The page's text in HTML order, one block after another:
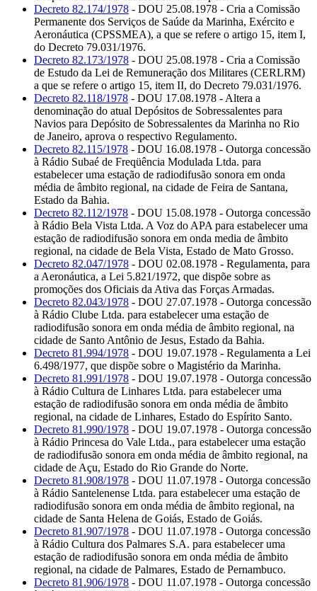
Decreto 82.174/1978 - DOU 25.08.1978 - Cria a Comissão
Permanente dos Serviços de Saúde da Marinha, Exército e
Aeronáutica (CPSSMEA), a que se refere o artigo 15, item I,
do Decreto 79.031/1976.
Decreto 82.173/1978 - DOU 25.08.1978 - Cria a Comissão
de Estudo da Lei de Remuneração dos Militares (CERLRM)
a que se refere o artigo 15, item II, do Decreto 79.031/1976.
Decreto 82.118/1978 - DOU 17.08.1978 - Altera a
denominação do atual Depósitos de Sobressalentes para
Navios para Depósito de Sobressalentes da Marinha no Rio
de Janeiro, aprova o respectivo Regulamento.
Decreto 82.115/1978 - DOU 16.08.1978 - Outorga concessão
à Rádio Subaé de Freqüência Modulada Ltda. para
estabelecer uma estação de radiodifusão sonora em onda
média de âmbito regional, na cidade de Feira de Santana,
Estado da Bahia.
Decreto 82.112/1978 - DOU 15.08.1978 - Outorga concessão
à Rádio Bela Vista Ltda. A Voz do APA para estabelecer uma
estação de radiodifusão sonora em onda media de âmbito
regional, na cidade de Bela Vista, Estado de Mato Grosso.
Decreto 82.047/1978 - DOU 02.08.1978 - Regulamenta, para
a Aeronáutica, a Lei 5.821/1972, que dispõe sobre as
promoções dos Oficiais da Ativa das Forças Armadas.
Decreto 82.043/1978 - DOU 27.07.1978 - Outorga concessão
à Rádio Clube Ltda. para estabelecer uma estação de
radiodifusão sonora em onda média de âmbito regional, na
cidade de Santo Antônio de Jesus, Estado da Bahia.
Decreto 81.994/1978 - DOU 19.07.1978 - Regulamenta a Lei
6.498/1977, que dispõe sobre o Magistério da Marinha.
Decreto 81.991/1978 - DOU 19.07.1978 - Outorga concessão
à Rádio Cultura de Linhares Ltda. para estabelecer uma
estação de radiodifusão sonora em onda média de âmbito
regional, na cidade de Linhares, Estado do Espírito Santo.
Decreto 81.990/1978 - DOU 19.07.1978 - Outorga concessão
à Rádio Princesa do Vale Ltda., para estabelecer uma estação
de radiodifusão sonora em onda média de âmbito regional, na
cidade de Açu, Estado do Rio Grande do Norte.
Decreto 81.908/1978 - DOU 11.07.1978 - Outorga concessão
à Rádio Santelenense Ltda. para estabelecer uma estação de
radiodifusão sonora em onda média de âmbito regional, na
cidade de Santa Helena de Goiás, Estado de Goiás.
Decreto 81.907/1978 - DOU 11.07.1978 - Outorga concessão
à Rádio Cultura dos Palmares S.A. para estabelecer uma
estação de radiodifusão sonora em onda média de âmbito
regional, na cidade de Palmares, Estado de Pernambuco.
Decreto 81.906/1978 - DOU 11.07.1978 - Outorga concessão